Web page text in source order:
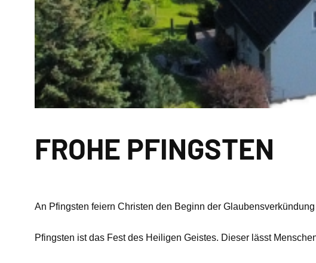
FROHE PFINGSTEN
An Pfingsten feiern Christen den Beginn der
Pfingsten ist das Fest des Heiligen Geistes. Dieser lässt